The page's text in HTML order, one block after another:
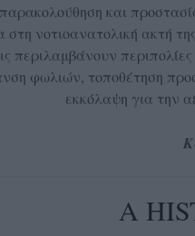
και
στη νοτιοανατολική ακτή
περιλαμβάνουν
φωλιών, τοποθέτηση
εκκόλαψη για την
A